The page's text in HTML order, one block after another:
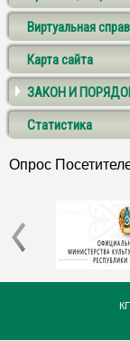
Виртуальная
Карта сайта
ЗАКОН И
Статистика
Опрос